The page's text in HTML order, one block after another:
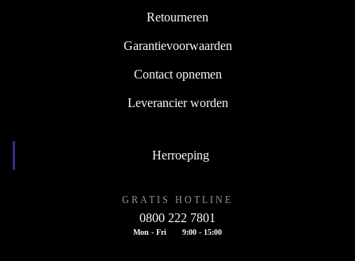
Retourneren
Garantievoorwaarden
Contact opnemen
Leverancier worden
Herroeping
GRATIS HOTLINE
0800 222 7801
Mon - Fri 9:00 - 15:00